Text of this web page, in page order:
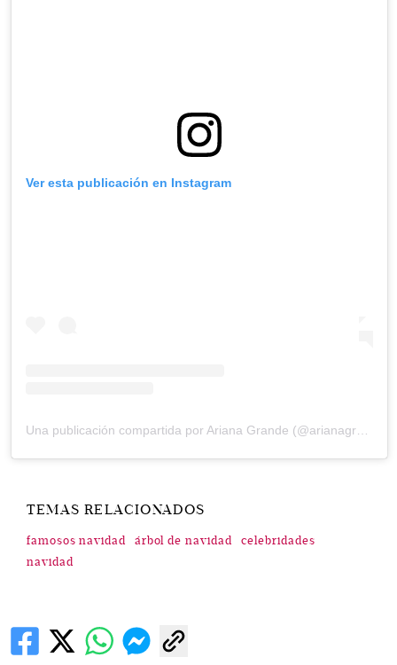
Ver esta publicación en Instagram
TEMAS RELACIONADOS
famosos navidad árbol de navidad
celebridades
navidad